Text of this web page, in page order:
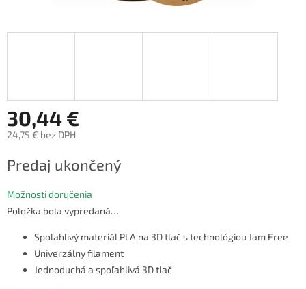
30,44 €
24,75 € bez DPH
cena:
Predaj ukončený
Možnosti doručenia
Položka bola vypredaná…
Spoľahlivý materiál PLA na 3D tlač s technológiou Jam Free
Univerzálny filament
Jednoduchá a spoľahlivá 3D tlač